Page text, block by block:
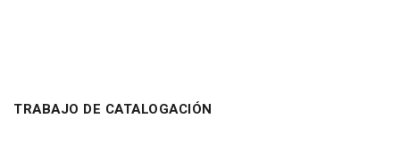
TRABAJO DE CATALOGACIÓN